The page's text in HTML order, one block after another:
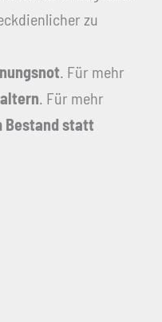
zu
. Für mehr
. Für mehr
Bestand statt